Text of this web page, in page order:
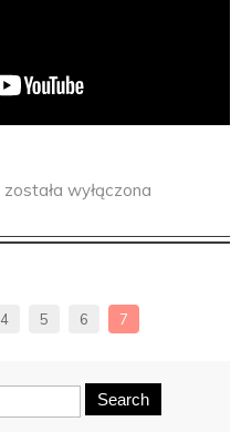
została wyłączona
4 5 6 7
Search